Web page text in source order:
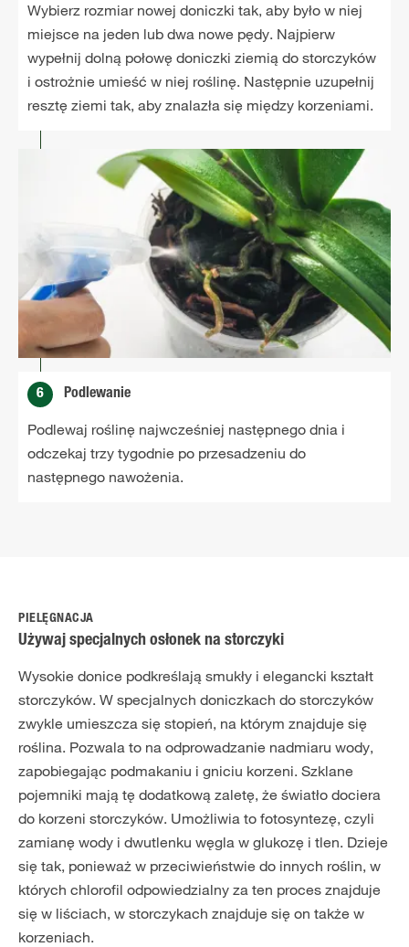
Wybierz rozmiar nowej doniczki tak, aby było w niej
miejsce na jeden lub dwa nowe pędy. Najpierw
wypełnij dolną połowę doniczki ziemią do storczyków
i ostrożnie umieść w niej roślinę. Następnie uzupełnij
resztę ziemi tak, aby znalazła się między korzeniami.
6 Podlewanie
Podlewaj roślinę najwcześniej następnego dnia i
odczekaj trzy tygodnie po przesadzeniu do
następnego nawożenia.
PIELĘGNACJA
Używaj specjalnych osłonek na storczyki
Wysokie donice podkreślają smukły i elegancki kształt
storczyków. W specjalnych doniczkach do storczyków
zwykle umieszcza się stopień, na którym znajduje się
roślina. Pozwala to na odprowadzanie nadmiaru wody,
zapobiegając podmakaniu i gniciu korzeni. Szklane
pojemniki mają tę dodatkową zaletę, że światło dociera
do korzeni storczyków. Umożliwia to fotosyntezę, czyli
zamianę wody i dwutlenku węgla w glukozę i tlen. Dzieje
się tak, ponieważ w przeciwieństwie do innych roślin, w
których chlorofil odpowiedzialny za ten proces znajduje
się w liściach, w storczykach znajduje się on także w
korzeniach.